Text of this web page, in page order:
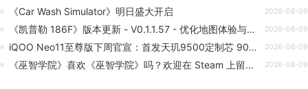
《Car Wash Simulator》明日盛大开启 2026-08-09
《凯普勒 186F》版本更新 - V0.1.1.57 - 优化地图体验与耐久度调整 2026-08-09
iQOO Neo11至尊版下周官宣：首发天玑9500定制芯 9000mAh级大电池 2026-08-09
《巫智学院》喜欢《巫智学院》吗？欢迎在 Steam 上留下评价！💙 2026-08-09